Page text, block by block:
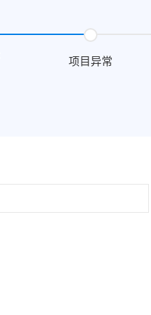
项目异常